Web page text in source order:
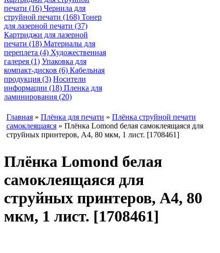
печати (16) Чернила для
струйной печати (168) Тонер
для лазерной печати (37)
Картриджи для лазерной
печати (18) Материалы для
переплета (4) Художественная
галерея (1) Упаковка для
компакт-дисков (6) Кабельная
продукция (3) Носители
информации (18) Пленка для
ламинирования (20)
Главная » Плёнка для печати » Плёнка струйной печати
самоклеящаяся » Плёнка Lomond белая самоклеящаяся для
струйных принтеров, А4, 80 мкм, 1 лист. [1708461]
Плёнка Lomond белая
самоклеящаяся для
струйных принтеров, А4, 80
мкм, 1 лист. [1708461]